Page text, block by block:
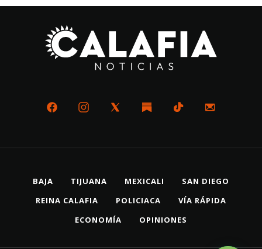
BAJA TIJUANA MEXICALI
SAN DIEGO
REINA CALAFIA
POLICIACA
VÍA RÁPIDA
ECONOMÍA
OPINIONES